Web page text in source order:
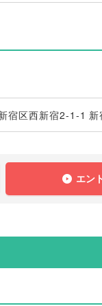
宿区西新宿2-1-1
エン